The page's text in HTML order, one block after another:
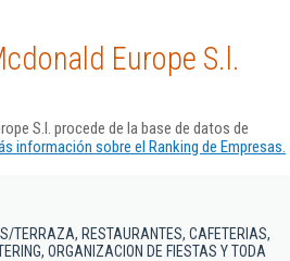
Europe S.l.
S.l. procede de la base de datos de
información sobre el Ranking de Empresas.
TERRAZA, RESTAURANTES, CAFETERIAS,
ORGANIZACION DE FIESTAS Y TODA